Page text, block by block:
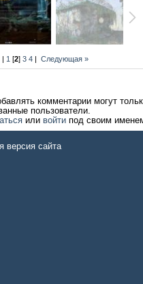
| 1 [2] 3 4 | Следующая »
комментарии могут
пользователи.
или войти под своим
версия сайта